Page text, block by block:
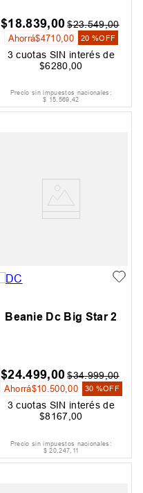
$18.839,00 $23.549,00
Ahorrá$4710 ,00 20 %OFF
3 cuotas SIN interés de
$6280 ,00
Precio sin impuestos nacionales:
$ 15.569,42
Beanie Dc Big Star 2
$24.499,00 $34.999,00
Ahorrá$10.500,00 30 %OFF
3 cuotas SIN interés de
$8167,00
Precio sin impuestos nacionales:
$ 20.247, 11